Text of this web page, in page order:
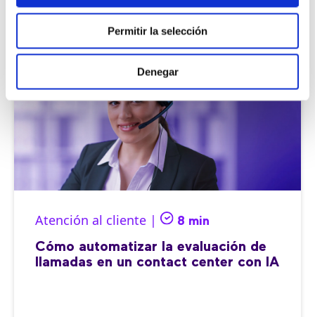
Permitir la selección
Denegar
Atención al cliente | 8 min
Cómo automatizar la evaluación de
llamadas en un contact center con IA